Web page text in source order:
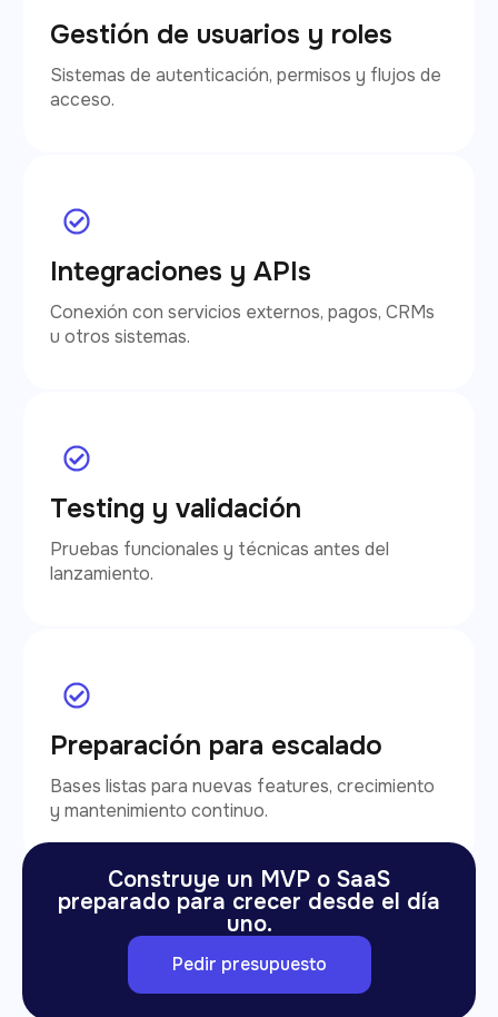
Gestión de usuarios y roles
Sistemas de autenticación, permisos y flujos de
acceso.
Integraciones y APIs
Conexión con servicios externos, pagos, CRMs
u otros sistemas.
Testing y validación
Pruebas funcionales y técnicas antes del
lanzamiento.
Preparación para escalado
Bases listas para nuevas features, crecimiento
y mantenimiento continuo.
Construye un MVP o SaaS
preparado para crecer desde el día
uno.
Pedir presupuesto